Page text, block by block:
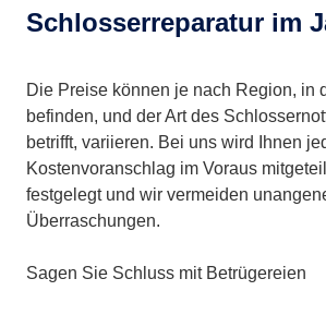
Schlosserreparatur im
Die Preise können je nach Region, in
befinden, und der Art des
betrifft, variieren. Bei uns wird Ihnen
Kostenvoranschlag im Voraus
festgelegt und wir vermeiden
Überraschungen.
Sagen Sie Schluss mit Betrügereien